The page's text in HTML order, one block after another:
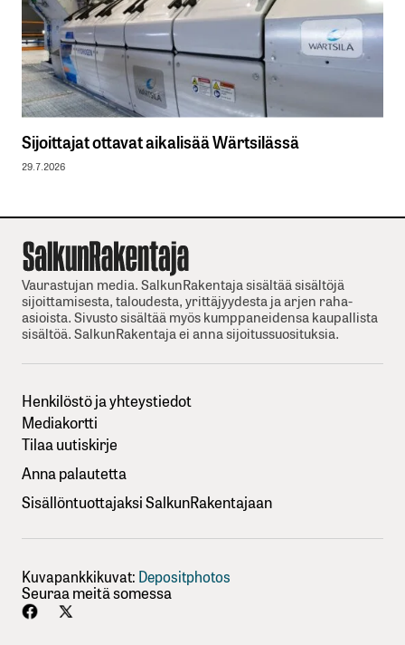
Sijoittajat ottavat aikalisää Wärtsilässä
29.7.2026
Vaurastujan media. SalkunRakentaja sisältää sisältöjä
sijoittamisesta, taloudesta, yrittäjyydesta ja arjen raha-
asioista. Sivusto sisältää myös kumppaneidensa kaupallista
sisältöä. SalkunRakentaja ei anna sijoitussuosituksia.
Henkilöstö ja yhteystiedot
Mediakortti
Tilaa uutiskirje
Anna palautetta
Sisällöntuottajaksi SalkunRakentajaan
Kuvapankkikuvat: Depositphotos
Seuraa meitä somessa